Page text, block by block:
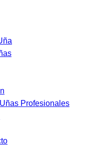
Profesionales